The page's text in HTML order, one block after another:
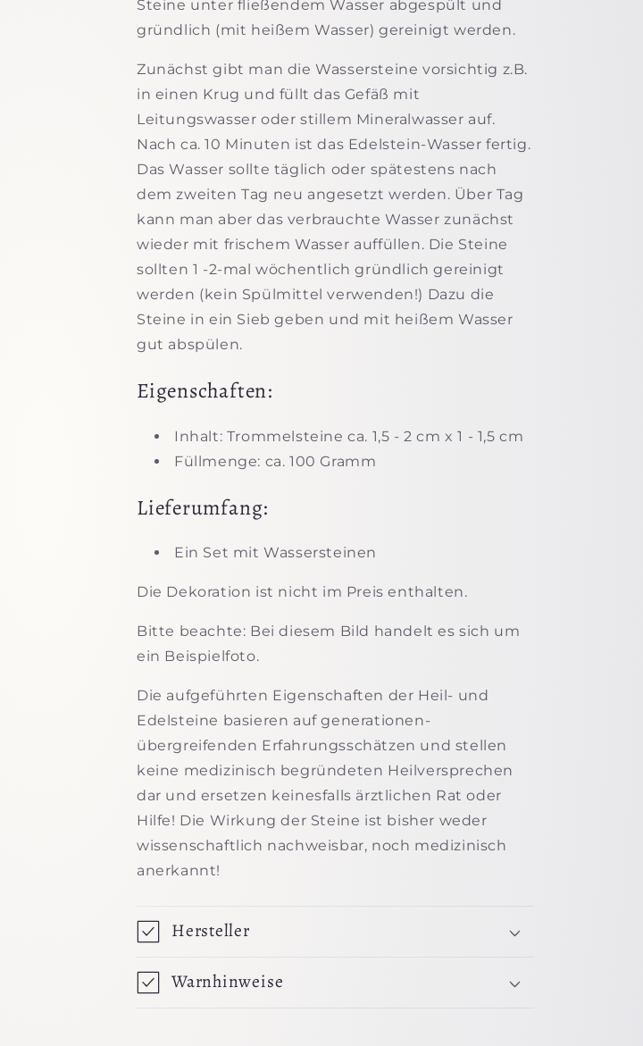
Steine unter fließendem Wasser abgespült und
gründlich (mit heißem Wasser) gereinigt werden.
Zunächst gibt man die Wassersteine vorsichtig z.B.
in einen Krug und füllt das Gefäß mit
Leitungswasser oder stillem Mineralwasser auf.
Nach ca. 10 Minuten ist das Edelstein-Wasser fertig.
Das Wasser sollte täglich oder spätestens nach
dem zweiten Tag neu angesetzt werden. Über Tag
kann man aber das verbrauchte Wasser zunächst
wieder mit frischem Wasser auffüllen. Die Steine
sollten 1 -2-mal wöchentlich gründlich gereinigt
werden (kein Spülmittel verwenden!) Dazu die
Steine in ein Sieb geben und mit heißem Wasser
gut abspülen.
Eigenschaften:
Inhalt: Trommelsteine ca. 1,5 - 2 cm x 1 - 1,5 cm
Füllmenge: ca. 100 Gramm
Lieferumfang:
Ein Set mit Wassersteinen
Die Dekoration ist nicht im Preis enthalten.
Bitte beachte: Bei diesem Bild handelt es sich um
ein Beispielfoto.
Die aufgeführten Eigenschaften der Heil- und
Edelsteine basieren auf generationen-
übergreifenden Erfahrungsschätzen und stellen
keine medizinisch begründeten Heilversprechen
dar und ersetzen keinesfalls ärztlichen Rat oder
Hilfe! Die Wirkung der Steine ist bisher weder
wissenschaftlich nachweisbar, noch medizinisch
anerkannt!
Hersteller
Warnhinweise